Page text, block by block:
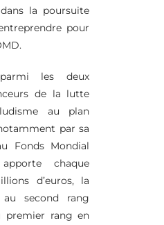
la poursuite
pour
les deux
de la lutte
au plan
par sa
Fonds Mondial
chaque
d’euros, la
second rang
premier rang en